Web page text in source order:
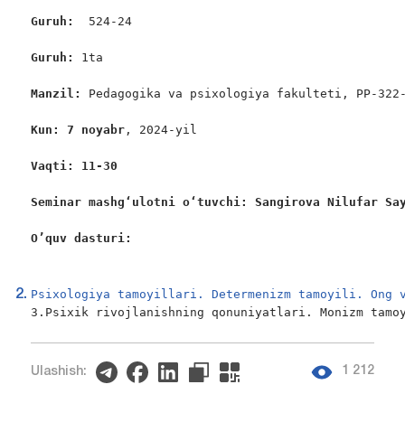
Guruh: 524-24
Guruh: 1ta
Manzil: Pedagogika va psixologiya fakulteti, PP-322-
Kun: 7 noyabr, 2024-yil
Vaqti: 11-30
Seminar mashgʻulotni oʻtuvchi: Sangirova Nilufar
O’quv dasturi:
Psixologiya tamoyillari. Determenizm tamoyili.
3.Psixik rivojlanishning qonuniyatlari. Monizm
Ulashish: 1 212